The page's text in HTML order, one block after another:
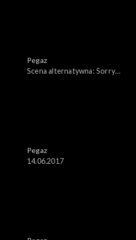
Pegaz
Scena alternatywna: Sorry
Pegaz
14.06.2017